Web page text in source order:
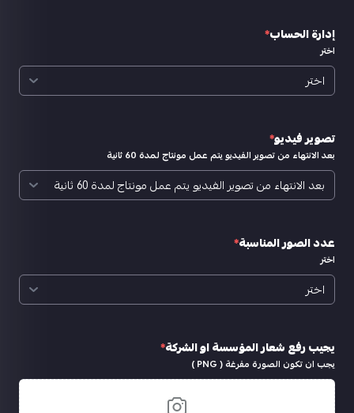
إدارة الحساب*
اختر
تصوير فيديو*
بعد الانتهاء من تصوير الفيديو يتم عمل مونتاج لمدة 60 ثانية
عدد الصور المناسبة*
اختر
يجيب رفع شعار المؤسسة او الشركة*
يجب ان تكون الصورة مفرغة ( PNG )